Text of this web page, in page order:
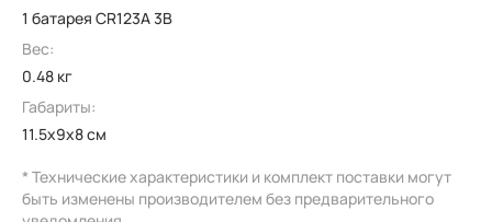
1 батарея CR123A 3В
Вес:
0.48 кг
Габариты:
11.5x9x8 см
* Технические характеристики и комплект поставки могут
быть изменены производителем без предварительного